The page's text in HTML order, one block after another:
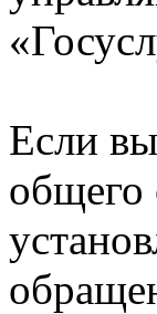
Если
общего